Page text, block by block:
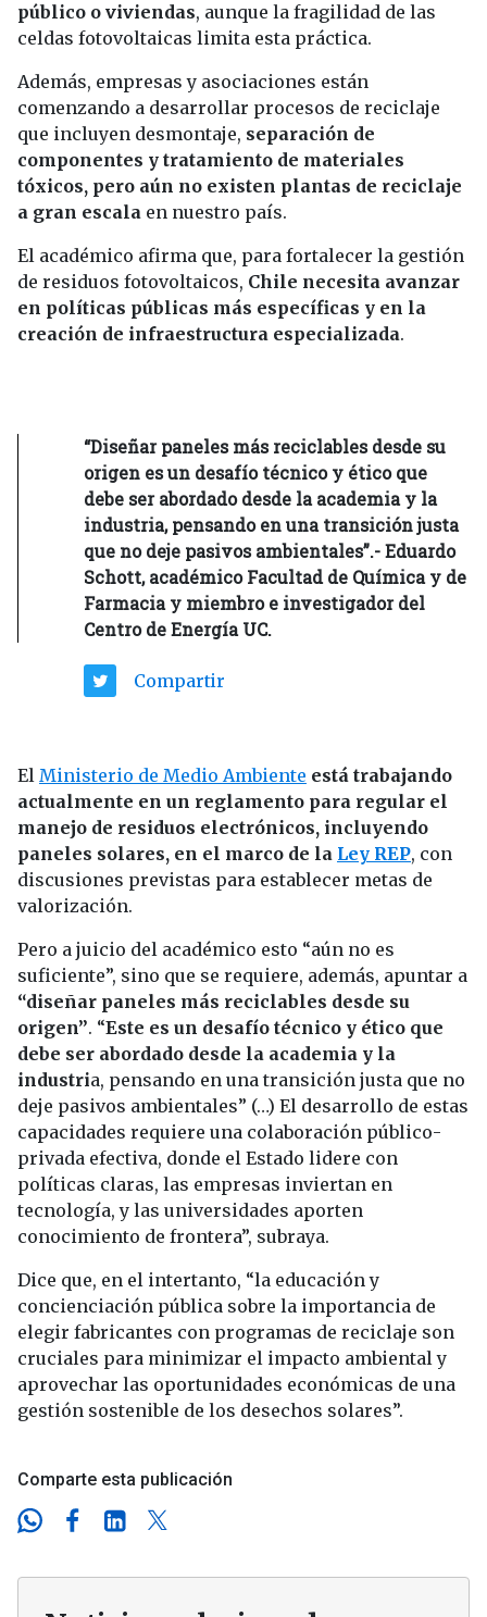
público o viviendas, aunque la fragilidad de las
celdas fotovoltaicas limita esta práctica.
Además, empresas y asociaciones están
comenzando a desarrollar procesos de reciclaje
que incluyen desmontaje, separación de
componentes y tratamiento de materiales
tóxicos, pero aún no existen plantas de reciclaje
a gran escala en nuestro país.
El académico afirma que, para fortalecer la gestión
de residuos fotovoltaicos, Chile necesita avanzar
en políticas públicas más específicas y en la
creación de infraestructura especializada.
“Diseñar paneles más reciclables desde su
origen es un desafío técnico y ético que
debe ser abordado desde la academia y la
industria, pensando en una transición justa
que no deje pasivos ambientales”.- Eduardo
Schott, académico Facultad de Química y de
Farmacia y miembro e investigador del
Centro de Energía UC.
Compartir
El Ministerio de Medio Ambiente está trabajando
actualmente en un reglamento para regular el
manejo de residuos electrónicos, incluyendo
paneles solares, en el marco de la Ley REP, con
discusiones previstas para establecer metas de
valorización.
Pero a juicio del académico esto “aún no es
suficiente”, sino que se requiere, además, apuntar a
“diseñar paneles más reciclables desde su
origen”. “Este es un desafío técnico y ético que
debe ser abordado desde la academia y la
industria, pensando en una transición justa que no
deje pasivos ambientales” (…) El desarrollo de estas
capacidades requiere una colaboración público-
privada efectiva, donde el Estado lidere con
políticas claras, las empresas inviertan en
tecnología, y las universidades aporten
conocimiento de frontera”, subraya.
Dice que, en el intertanto, “la educación y
concienciación pública sobre la importancia de
elegir fabricantes con programas de reciclaje son
cruciales para minimizar el impacto ambiental y
aprovechar las oportunidades económicas de una
gestión sostenible de los desechos solares”.
Comparte esta publicación